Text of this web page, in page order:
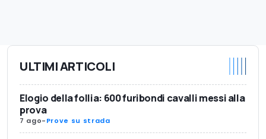
ULTIMI ARTICOLI
Elogio della follia: 600 furibondi cavalli messi alla
prova
7 ago-Prove su strada